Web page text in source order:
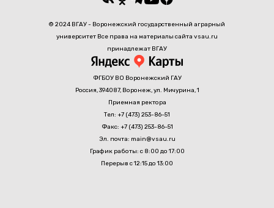
© 2024 ВГАУ - Воронежский государственный аграрный
университет Все права на материалы сайта vsau.ru
принадлежат ВГАУ
ФГБОУ ВО Воронежский ГАУ
Россия, 394087, Воронеж, ул. Мичурина, 1
Приемная ректора
Тел: +7 (473) 253-86-51
Факс: +7 (473) 253-86-51
Эл. почта: main@vsau.ru
График работы: с 8:00 до 17:00
Перерыв с 12:15 до 13:00